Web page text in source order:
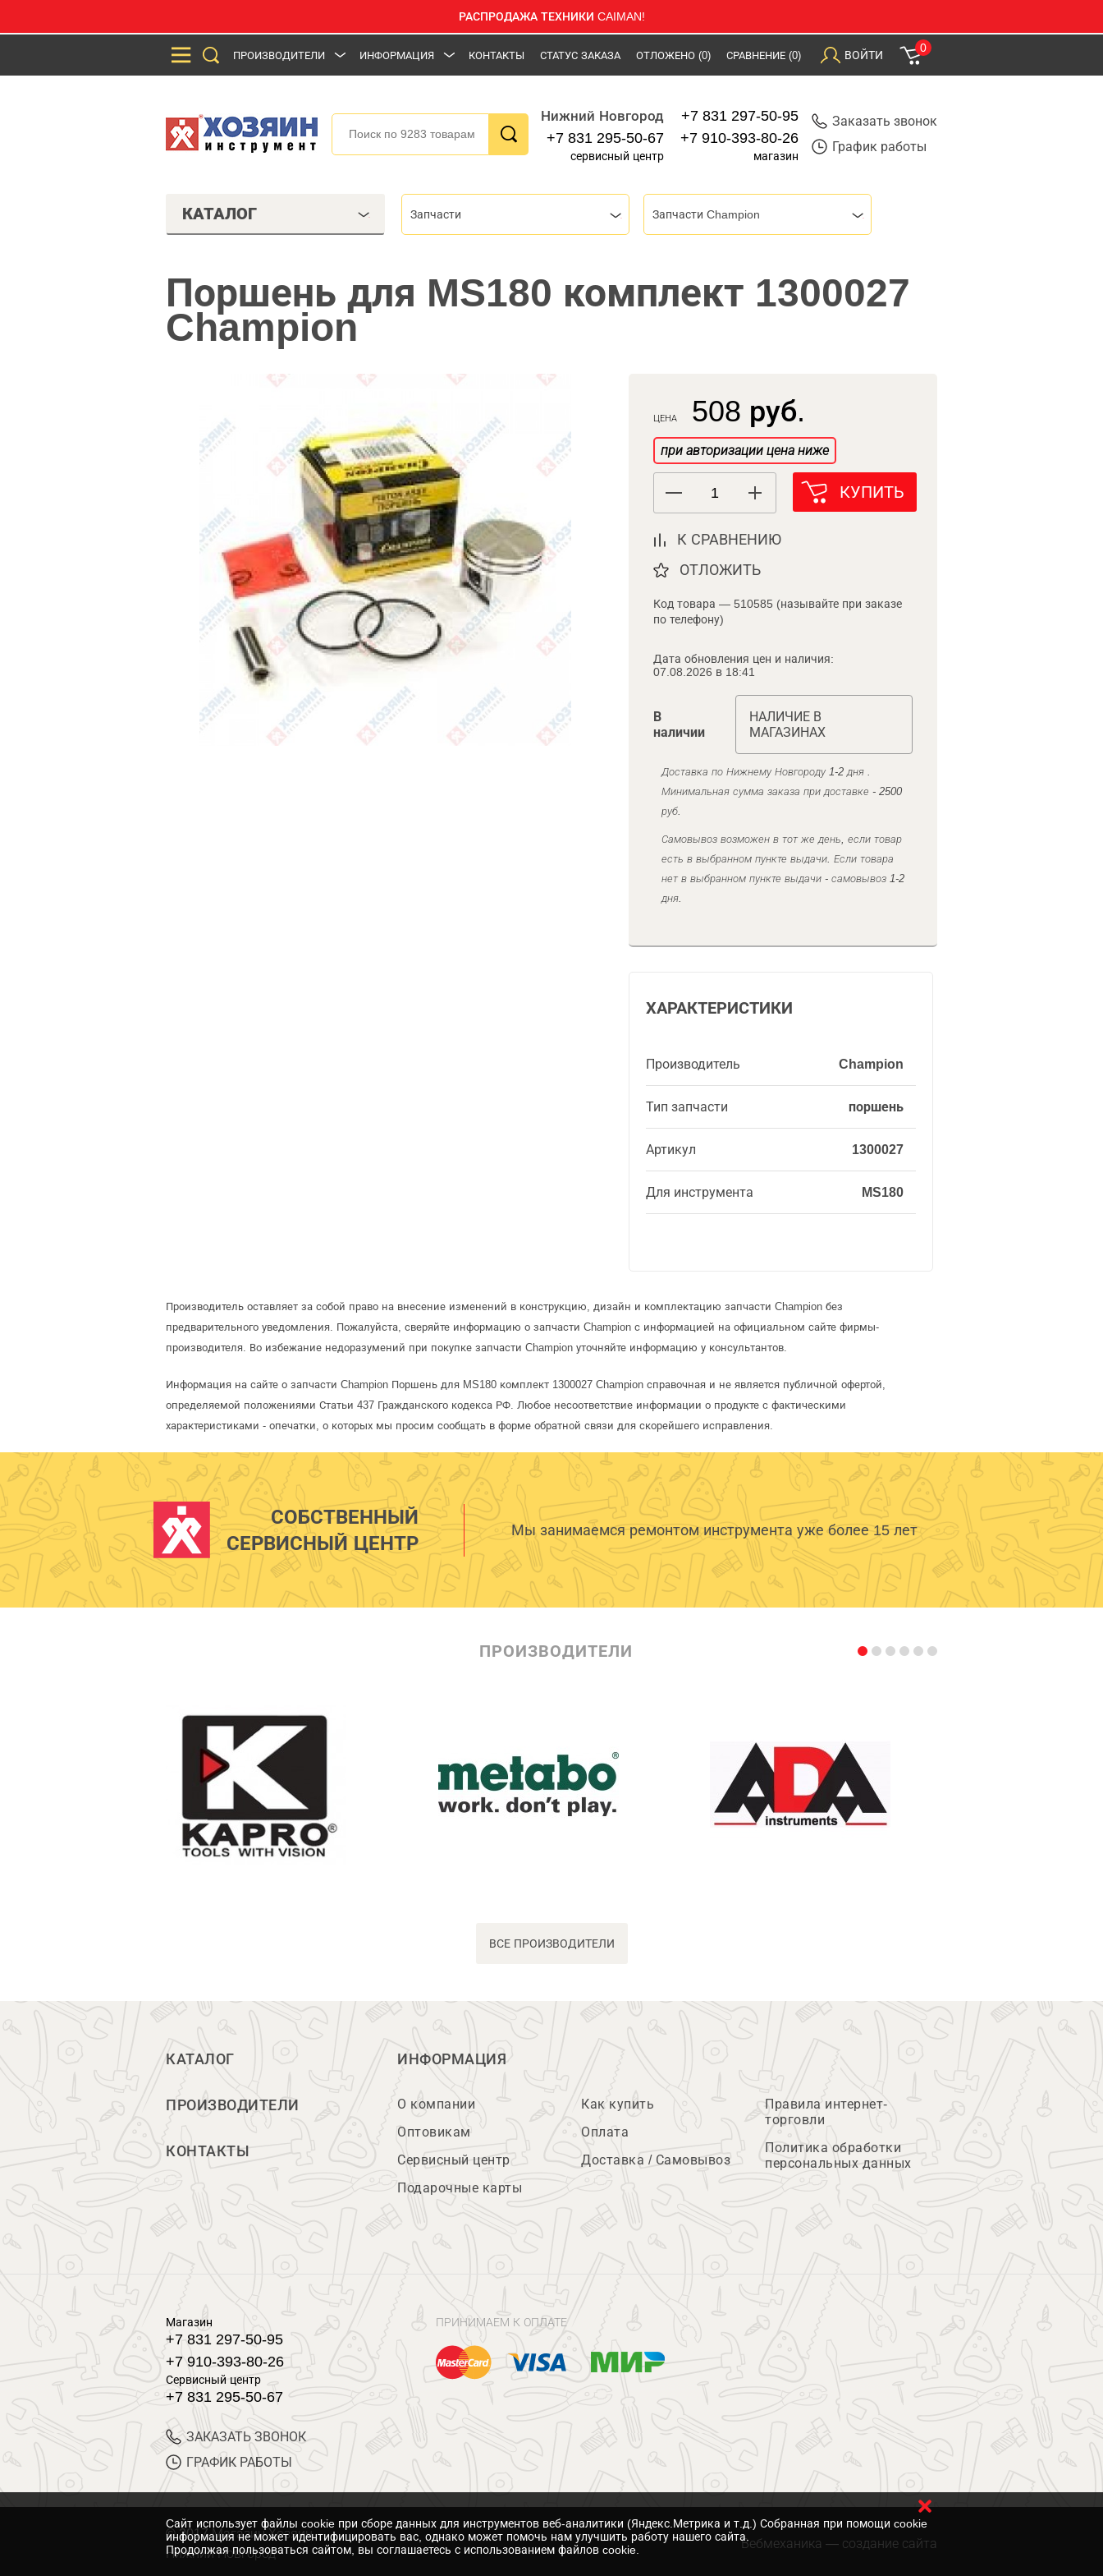
РАСПРОДАЖА ТЕХНИКИ CAIMAN!
ПРОИЗВОДИТЕЛИ ИНФОРМАЦИЯ КОНТАКТЫ СТАТУС ЗАКАЗА ОТЛОЖЕНО (0) СРАВНЕНИЕ (0) ВОЙТИ
0
Нижний Новгород
+7 831 295-50-67
сервисный центр
+7 831 297-50-95
+7 910-393-80-26
магазин
Заказать звонок
График работы
КАТАЛОГ Запчасти Запчасти Champion
Поршень для MS180 комплект 1300027
Champion
ЦЕНА 508 руб.
при авторизации цена ниже
КУПИТЬ
К СРАВНЕНИЮ
ОТЛОЖИТЬ
Код товара — 510585 (называйте при заказе
по телефону)
Дата обновления цен и наличия:
07.08.2026 в 18:41
В
наличии
НАЛИЧИЕ В
МАГАЗИНАХ
Доставка по Нижнему Новгороду 1-2 дня .
Минимальная сумма заказа при доставке - 2500
руб.
Самовывоз возможен в тот же день, если товар
есть в выбранном пункте выдачи. Если товара
нет в выбранном пункте выдачи - самовывоз 1-2
дня.
ХАРАКТЕРИСТИКИ
Производитель Champion
Тип запчасти поршень
Артикул 1300027
Для инструмента MS180
Производитель оставляет за собой право на внесение изменений в конструкцию, дизайн и комплектацию запчасти Champion без
предварительного уведомления. Пожалуйста, сверяйте информацию о запчасти Champion с информацией на официальном сайте фирмы-
производителя. Во избежание недоразумений при покупке запчасти Champion уточняйте информацию у консультантов.
Информация на сайте о запчасти Champion Поршень для MS180 комплект 1300027 Champion справочная и не является публичной офертой,
определяемой положениями Статьи 437 Гражданского кодекса РФ. Любое несоответствие информации о продукте с фактическими
характеристиками - опечатки, о которых мы просим сообщать в форме обратной связи для скорейшего исправления.
СОБСТВЕННЫЙ
СЕРВИСНЫЙ ЦЕНТР
Мы занимаемся ремонтом инструмента уже более 15 лет
ПРОИЗВОДИТЕЛИ
ВСЕ ПРОИЗВОДИТЕЛИ
КАТАЛОГ
ПРОИЗВОДИТЕЛИ
КОНТАКТЫ
ИНФОРМАЦИЯ
О компании
Оптовикам
Сервисный центр
Подарочные карты
Как купить
Оплата
Доставка / Самовывоз
Правила интернет-
торговли
Политика обработки
персональных данных
Магазин
+7 831 297-50-95
+7 910-393-80-26
Сервисный центр
+7 831 295-50-67
ЗАКАЗАТЬ ЗВОНОК
ГРАФИК РАБОТЫ
ПРИНИМАЕМ К ОПЛАТЕ
© 2017 Магазин Хозяин
Нижний Новгород
Вебмеханика — создание сайта
Cайт использует файлы cookie при сборе данных для инструментов веб-аналитики (Яндекс.Метрика и т.д.) Собранная при помощи cookie
информация не может идентифицировать вас, однако может помочь нам улучшить работу нашего сайта.
Продолжая пользоваться сайтом, вы соглашаетесь с использованием файлов cookie.